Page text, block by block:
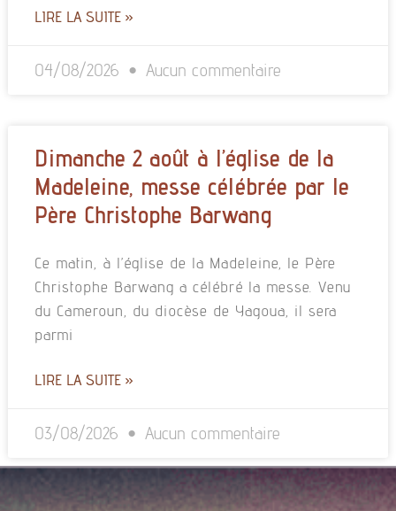
LIRE LA SUITE »
04/08/2026 Aucun commentaire
Dimanche 2 août à l’église de la
Madeleine, messe célébrée par le
Père Christophe Barwang
Ce matin, à l’église de la Madeleine, le Père
Christophe Barwang a célébré la messe. Venu
du Cameroun, du diocèse de Yagoua, il sera
parmi
LIRE LA SUITE »
03/08/2026 Aucun commentaire